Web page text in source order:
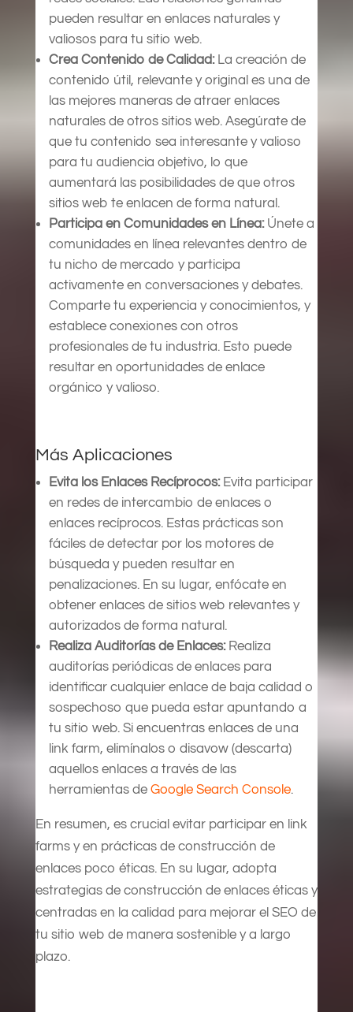
pueden resultar en enlaces naturales y
valiosos para tu sitio web.
Crea Contenido de Calidad:La creación de
contenido útil, relevante y original es una de
las mejores maneras de atraer enlaces
naturales de otros sitios web. Asegúrate de
que tu contenido sea interesante y valioso
para tu audiencia objetivo, lo que
aumentará las posibilidades de que otros
sitios web te enlacen de forma natural.
Participa en Comunidades en Línea:Únete a
comunidades en línea relevantes dentro de
tu nicho de mercado y participa
activamente en conversaciones y debates.
Comparte tu experiencia y conocimientos, y
establece conexiones con otros
profesionales de tu industria. Esto puede
resultar en oportunidades de enlace
orgánico y valioso.
Más Aplicaciones
Evita los Enlaces Recíprocos:Evita participar
en redes de intercambio de enlaces o
enlaces recíprocos. Estas prácticas son
fáciles de detectar por los motores de
búsqueda y pueden resultar en
penalizaciones. En su lugar, enfócate en
obtener enlaces de sitios web relevantes y
autorizados de forma natural.
Realiza Auditorías de Enlaces:Realiza
auditorías periódicas de enlaces para
identificar cualquier enlace de baja calidad o
sospechoso que pueda estar apuntando a
tu sitio web. Si encuentras enlaces de una
link farm, elimínalos o disavow (descarta)
aquellos enlaces a través de las
herramientas de Google Search Console.
En resumen, es crucial evitar participar en link
farms y en prácticas de construcción de
enlaces poco éticas. En su lugar, adopta
estrategias de construcción de enlaces éticas y
centradas en la calidad para mejorar el SEO de
tu sitio web de manera sostenible y a largo
plazo.